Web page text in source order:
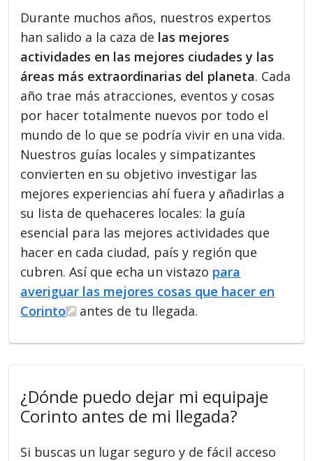
Durante muchos años, nuestros expertos
han salido a la caza de las mejores
actividades en las mejores ciudades y las
áreas más extraordinarias del planeta. Cada
año trae más atracciones, eventos y cosas
por hacer totalmente nuevos por todo el
mundo de lo que se podría vivir en una vida.
Nuestros guías locales y simpatizantes
convierten en su objetivo investigar las
mejores experiencias ahí fuera y añadirlas a
su lista de quehaceres locales: la guía
esencial para las mejores actividades que
hacer en cada ciudad, país y región que
cubren. Así que echa un vistazo para
averiguar las mejores cosas que hacer en
Corinto
antes de tu llegada.
¿Dónde puedo dejar mi equipaje
Corinto antes de mi llegada?
Si buscas un lugar seguro y de fácil acceso